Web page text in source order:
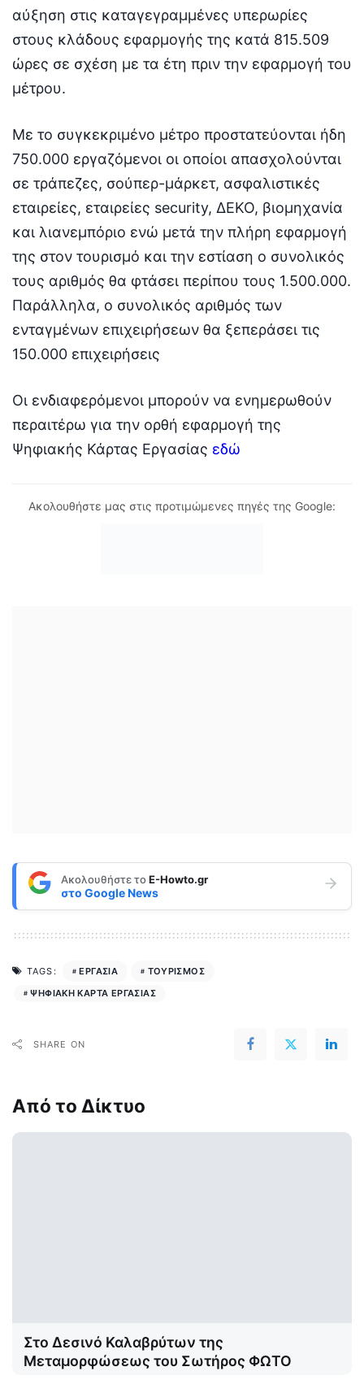
αύξηση στις καταγεγραμμένες υπερωρίες
στους κλάδους εφαρμογής της κατά 815.509
ώρες σε σχέση με τα έτη πριν την εφαρμογή του
μέτρου.
Με το συγκεκριμένο μέτρο προστατεύονται ήδη
750.000 εργαζόμενοι οι οποίοι απασχολούνται
σε τράπεζες, σούπερ-μάρκετ, ασφαλιστικές
εταιρείες, εταιρείες security, ΔΕΚΟ, βιομηχανία
και λιανεμπόριο ενώ μετά την πλήρη εφαρμογή
της στον τουρισμό και την εστίαση ο συνολικός
τους αριθμός θα φτάσει περίπου τους 1.500.000.
Παράλληλα, ο συνολικός αριθμός των
ενταγμένων επιχειρήσεων θα ξεπεράσει τις
150.000 επιχειρήσεις
Οι ενδιαφερόμενοι μπορούν να ενημερωθούν
περαιτέρω για την ορθή εφαρμογή της
Ψηφιακής Κάρτας Εργασίας εδώ
Ακολουθήστε μας στις προτιμώμενες πηγές της Google:
Ακολουθήστε τοE-Howto.gr
στο Google News
TAGS: ΕΡΓΑΣΙΑ
ΤΟΥΡΙΣΜΟΣ
ΨΗΦΙΑΚΗ ΚΑΡΤΑ ΕΡΓΑΣΙΑΣ
SHARE ON
Από το Δίκτυο